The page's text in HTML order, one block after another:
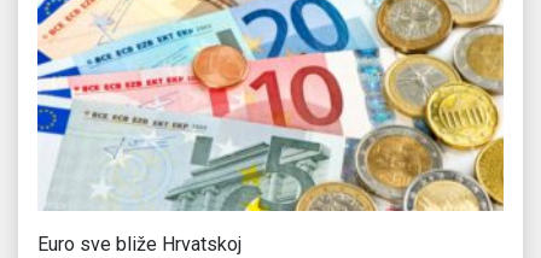
Euro sve bliže Hrvatskoj